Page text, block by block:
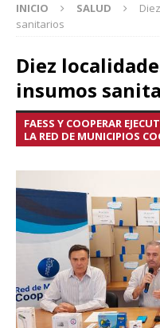
INICIO SALUD
sanitarios
Diez
insumos
FAESS Y COOPERAR
LA RED DE MUNICIPIOS